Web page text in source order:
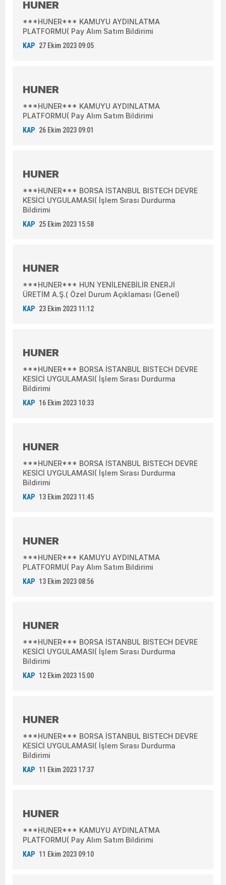
HUNER
***HUNER*** KAMUYU AYDINLATMA
PLATFORMU( Pay Alım Satım Bildirimi
KAP 27 Ekim 2023 09:05
HUNER
***HUNER*** KAMUYU AYDINLATMA
PLATFORMU( Pay Alım Satım Bildirimi
KAP 26 Ekim 2023 09:01
HUNER
***HUNER*** BORSA İSTANBUL BISTECH DEVRE
KESİCİ UYGULAMASI( İşlem Sırası Durdurma
Bildirimi
KAP 25 Ekim 2023 15:58
HUNER
***HUNER*** HUN YENİLENEBİLİR ENERJİ
ÜRETİM A.Ş.( Özel Durum Açıklaması (Genel)
KAP 23 Ekim 2023 11:12
HUNER
***HUNER*** BORSA İSTANBUL BISTECH DEVRE
KESİCİ UYGULAMASI( İşlem Sırası Durdurma
Bildirimi
KAP 16 Ekim 2023 10:33
HUNER
***HUNER*** BORSA İSTANBUL BISTECH DEVRE
KESİCİ UYGULAMASI( İşlem Sırası Durdurma
Bildirimi
KAP 13 Ekim 2023 11:45
HUNER
***HUNER*** KAMUYU AYDINLATMA
PLATFORMU( Pay Alım Satım Bildirimi
KAP 13 Ekim 2023 08:56
HUNER
***HUNER*** BORSA İSTANBUL BISTECH DEVRE
KESİCİ UYGULAMASI( İşlem Sırası Durdurma
Bildirimi
KAP 12 Ekim 2023 15:00
HUNER
***HUNER*** BORSA İSTANBUL BISTECH DEVRE
KESİCİ UYGULAMASI( İşlem Sırası Durdurma
Bildirimi
KAP 11 Ekim 2023 17:37
HUNER
***HUNER*** KAMUYU AYDINLATMA
PLATFORMU( Pay Alım Satım Bildirimi
KAP 11 Ekim 2023 09:10